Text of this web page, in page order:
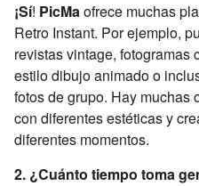
¡Sí! PicMaofrece muchas
Retro Instant. Por ejemplo,
revistas vintage, fotogramas
estilo dibujo animado o
fotos de grupo. Hay muchas
con diferentes estéticas y
diferentes momentos.
2. ¿Cuánto tiempo toma